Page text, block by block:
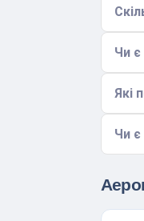
Чи є
Які
Чи є